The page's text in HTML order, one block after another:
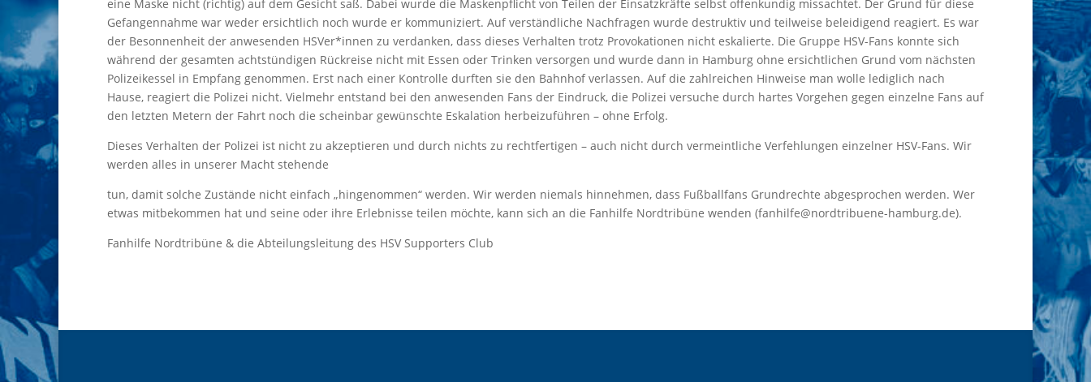
eine Maske nicht (richtig) auf dem Gesicht saß. Dabei wurde die Maskenpflicht von Teilen der Einsatzkräfte selbst offenkundig missachtet. Der Grund für diese
Gefangennahme war weder ersichtlich noch wurde er kommuniziert. Auf verständliche Nachfragen wurde destruktiv und teilweise beleidigend reagiert. Es war
der Besonnenheit der anwesenden HSVer*innen zu verdanken, dass dieses Verhalten trotz Provokationen nicht eskalierte. Die Gruppe HSV-Fans konnte sich
während der gesamten achtstündigen Rückreise nicht mit Essen oder Trinken versorgen und wurde dann in Hamburg ohne ersichtlichen Grund vom nächsten
Polizeikessel in Empfang genommen. Erst nach einer Kontrolle durften sie den Bahnhof verlassen. Auf die zahlreichen Hinweise man wolle lediglich nach
Hause, reagiert die Polizei nicht. Vielmehr entstand bei den anwesenden Fans der Eindruck, die Polizei versuche durch hartes Vorgehen gegen einzelne Fans auf
den letzten Metern der Fahrt noch die scheinbar gewünschte Eskalation herbeizuführen – ohne Erfolg.
Dieses Verhalten der Polizei ist nicht zu akzeptieren und durch nichts zu rechtfertigen – auch nicht durch vermeintliche Verfehlungen einzelner HSV-Fans. Wir
werden alles in unserer Macht stehende
tun, damit solche Zustände nicht einfach „hingenommen“ werden. Wir werden niemals hinnehmen, dass Fußballfans Grundrechte abgesprochen werden. Wer
etwas mitbekommen hat und seine oder ihre Erlebnisse teilen möchte, kann sich an die Fanhilfe Nordtribüne wenden (fanhilfe@nordtribuene-hamburg.de).
Fanhilfe Nordtribüne & die Abteilungsleitung des HSV Supporters Club